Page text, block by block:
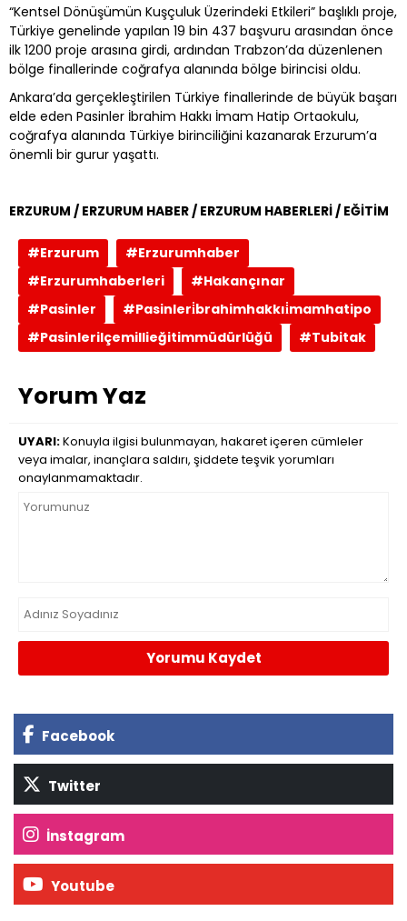
“Kentsel Dönüşümün Kuşçuluk Üzerindeki Etkileri” başlıklı proje,
Türkiye genelinde yapılan 19 bin 437 başvuru arasından önce
ilk 1200 proje arasına girdi, ardından Trabzon’da düzenlenen
bölge finallerinde coğrafya alanında bölge birincisi oldu.
Ankara’da gerçekleştirilen Türkiye finallerinde de büyük başarı
elde eden Pasinler İbrahim Hakkı İmam Hatip Ortaokulu,
coğrafya alanında Türkiye birinciliğini kazanarak Erzurum’a
önemli bir gurur yaşattı.
ERZURUM / ERZURUM HABER / ERZURUM HABERLERİ / EĞİTİM
#Erzurum
#Erzurumhaber
#Erzurumhaberleri
#Hakançınar
#Pasinler
#Pasinleri̇brahimhakkıi̇mamhatipo
#Pasinlerilçemillieğitimmüdürlüğü
#Tubitak
Yorum Yaz
UYARI:Konuyla ilgisi bulunmayan, hakaret içeren cümleler
veya imalar, inançlara saldırı, şiddete teşvik yorumları
onaylanmamaktadır.
Yorumu Kaydet
Facebook
Twitter
İnstagram
Youtube